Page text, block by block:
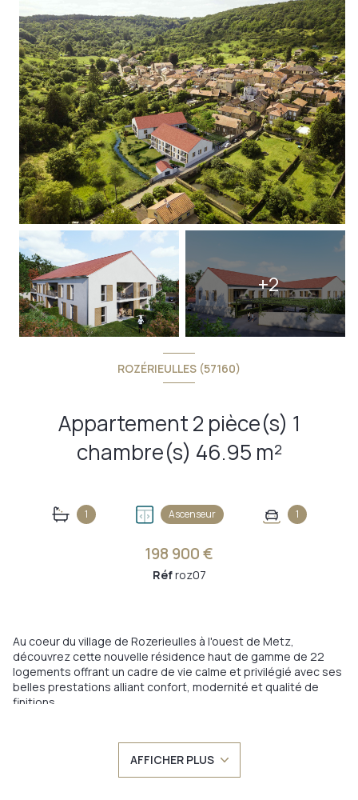
+2
ROZÉRIEULLES (57160)
Appartement 2 pièce(s) 1
chambre(s) 46.95 m²
1 Ascenseur 1
198 900 €
Réfroz07
Au coeur du village de Rozerieulles à l'ouest de Metz,
découvrez cette nouvelle résidence haut de gamme de 22
logements offrant un cadre de vie calme et privilégié avec ses
belles prestations alliant confort, modernité et qualité de
finitions.
à vivre de 25.11m²ouverte sur une logia de 12.95m. Une
chambre de 12.76m² ainsi qu'une salle de bains de 5.85m² avec
wc complètent ce bien. Vous disposerez également d'un
AFFICHER PLUS